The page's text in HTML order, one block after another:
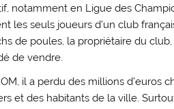
notamment en Ligue des
les seuls joueurs d’un club
de poules, la propriétaire du
de vendre.
il a perdu des millions d’euros
et des habitants de la ville.